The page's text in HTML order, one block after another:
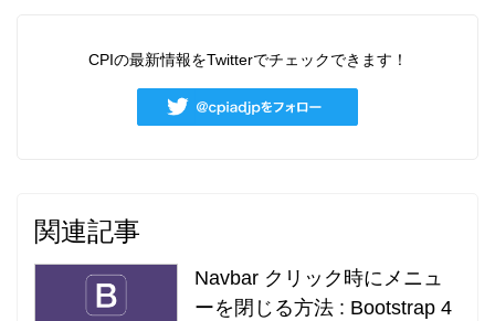
CPIの最新情報をTwitterでチェックできます！
関連記事
Navbar クリック時にメニュ
ーを閉じる方法 : Bootstrap 4